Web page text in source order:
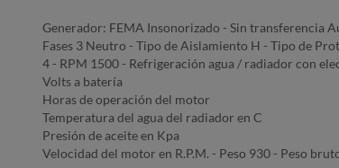
Generador: FEMA Insonorizado - Sin transferencia
Fases 3 Neutro - Tipo de Aislamiento H - Tipo de
4 - RPM 1500 - Refrigeración agua / radiador con
Volts a batería
Horas de operación del motor
Temperatura del agua del radiador en C
Presión de aceite en Kpa
Velocidad del motor en R.P.M. - Peso 930 - Peso